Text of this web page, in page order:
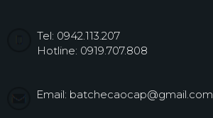
Tel: 0942.113.207
Hotline: 0919.707.808
Email: batchecaocap@gmail.com